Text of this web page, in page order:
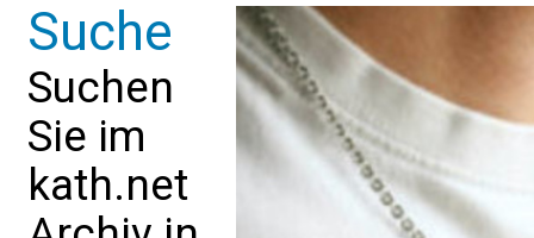
Suche
Suchen
Sie im
kath.net